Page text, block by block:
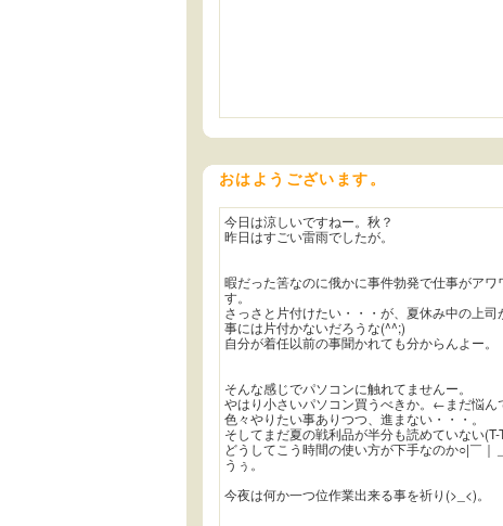
おはようございます。
今日は涼しいですねー。秋？
昨日はすごい雷雨でしたが。
暇だった筈なのに俄かに事件勃発で仕事がアワ
す。
さっさと片付けたい・・・が、夏休み中の上司
事には片付かないだろうな(^^;)
自分が着任以前の事聞かれても分からんよー。
そんな感じでパソコンに触れてませんー。
やはり小さいパソコン買うべきか。←まだ悩ん
色々やりたい事ありつつ、進まない・・・。
そしてまだ夏の戦利品が半分も読めていない(T-
どうしてこう時間の使い方が下手なのか○|￣｜
うぅ。
今夜は何か一つ位作業出来る事を祈り(>_<)。